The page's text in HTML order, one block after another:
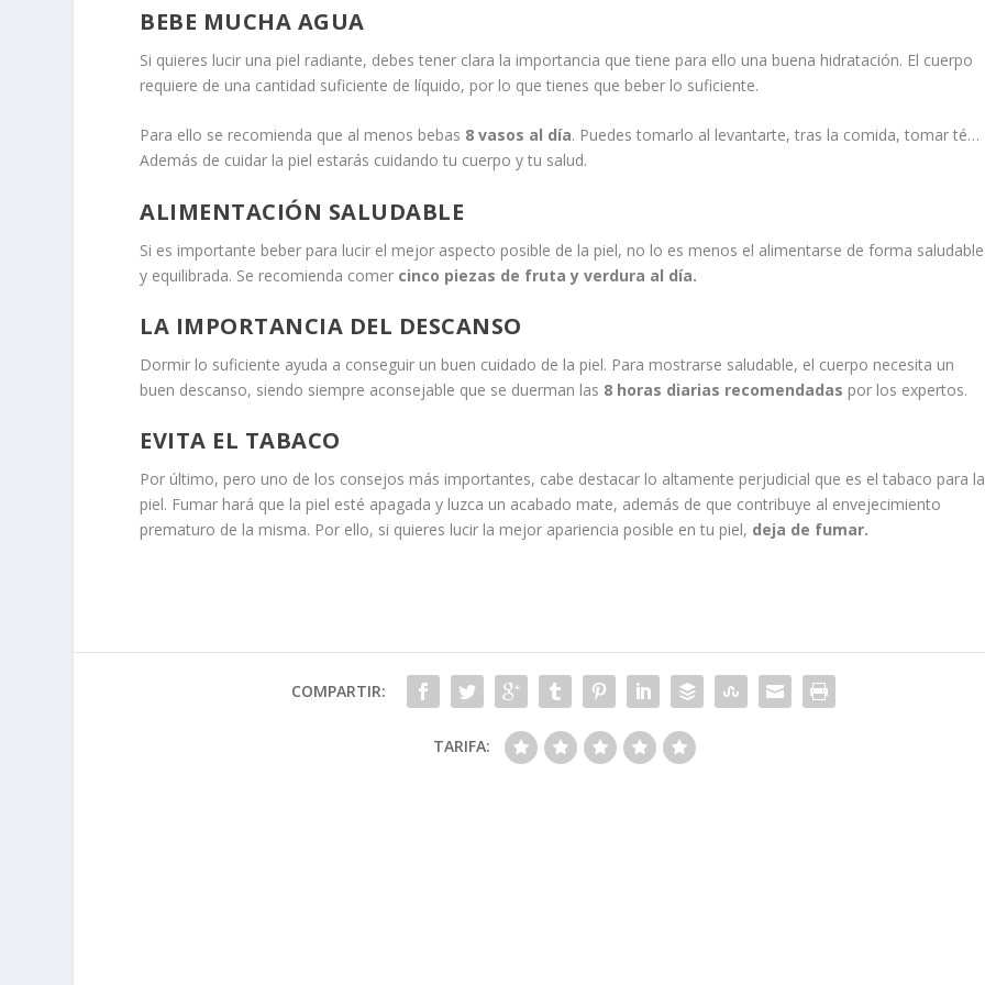
BEBE MUCHA AGUA
Si quieres lucir una piel radiante, debes tener clara la importancia que tiene para ello una buena hidratación. El cuerpo
requiere de una cantidad suficiente de líquido, por lo que tienes que beber lo suficiente.
Para ello se recomienda que al menos bebas 8 vasos al día. Puedes tomarlo al levantarte, tras la comida, tomar té…
Además de cuidar la piel estarás cuidando tu cuerpo y tu salud.
ALIMENTACIÓN SALUDABLE
Si es importante beber para lucir el mejor aspecto posible de la piel, no lo es menos el alimentarse de forma saludable
y equilibrada. Se recomienda comer cinco piezas de fruta y verdura al día.
LA IMPORTANCIA DEL DESCANSO
Dormir lo suficiente ayuda a conseguir un buen cuidado de la piel. Para mostrarse saludable, el cuerpo necesita un
buen descanso, siendo siempre aconsejable que se duerman las 8 horas diarias recomendadas por los expertos.
EVITA EL TABACO
Por último, pero uno de los consejos más importantes, cabe destacar lo altamente perjudicial que es el tabaco para la
piel. Fumar hará que la piel esté apagada y luzca un acabado mate, además de que contribuye al envejecimiento
prematuro de la misma. Por ello, si quieres lucir la mejor apariencia posible en tu piel, deja de fumar.
COMPARTIR:
TARIFA: